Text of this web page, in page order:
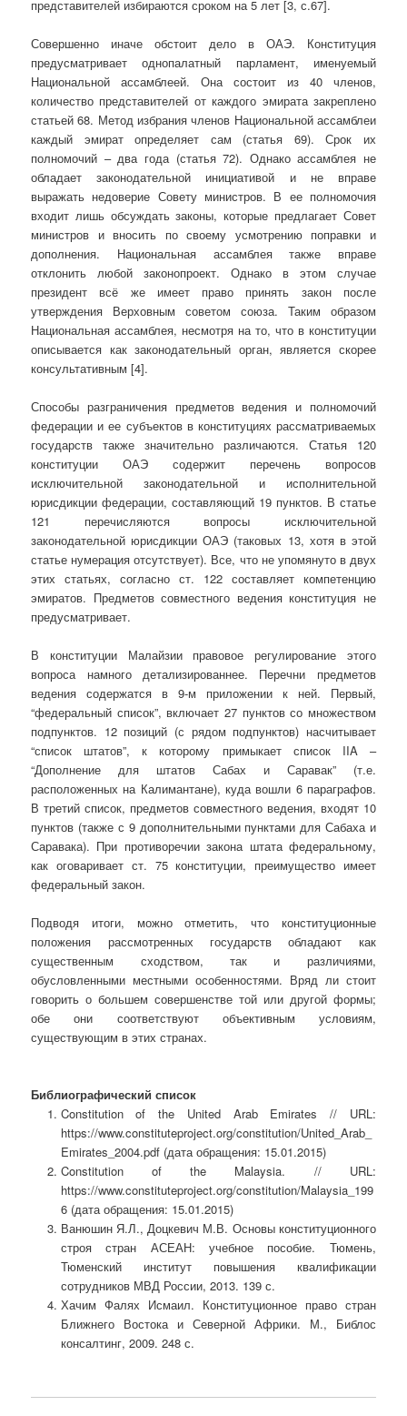
представителей избираются сроком на 5 лет [3, с.67].
Совершенно иначе обстоит дело в ОАЭ. Конституция
предусматривает однопалатный парламент, именуемый
Национальной ассамблеей. Она состоит из 40 членов,
количество представителей от каждого эмирата закреплено
статьей 68. Метод избрания членов Национальной ассамблеи
каждый эмират определяет сам (статья 69). Срок их
полномочий – два года (статья 72). Однако ассамблея не
обладает законодательной инициативой и не вправе
выражать недоверие Совету министров. В ее полномочия
входит лишь обсуждать законы, которые предлагает Совет
министров и вносить по своему усмотрению поправки и
дополнения. Национальная ассамблея также вправе
отклонить любой законопроект. Однако в этом случае
президент всё же имеет право принять закон после
утверждения Верховным советом союза. Таким образом
Национальная ассамблея, несмотря на то, что в конституции
описывается как законодательный орган, является скорее
консультативным [4].
Способы разграничения предметов ведения и полномочий
федерации и ее субъектов в конституциях рассматриваемых
государств также значительно различаются. Статья 120
конституции ОАЭ содержит перечень вопросов
исключительной законодательной и исполнительной
юрисдикции федерации, составляющий 19 пунктов. В статье
121 перечисляются вопросы исключительной
законодательной юрисдикции ОАЭ (таковых 13, хотя в этой
статье нумерация отсутствует). Все, что не упомянуто в двух
этих статьях, согласно ст. 122 составляет компетенцию
эмиратов. Предметов совместного ведения конституция не
предусматривает.
В конституции Малайзии правовое регулирование этого
вопроса намного детализированнее. Перечни предметов
ведения содержатся в 9-м приложении к ней. Первый,
“федеральный список”, включает 27 пунктов со множеством
подпунктов. 12 позиций (с рядом подпунктов) насчитывает
“список штатов”, к которому примыкает список IIA –
“Дополнение для штатов Сабах и Саравак” (т.е.
расположенных на Калимантане), куда вошли 6 параграфов.
В третий список, предметов совместного ведения, входят 10
пунктов (также с 9 дополнительными пунктами для Сабаха и
Саравака). При противоречии закона штата федеральному,
как оговаривает ст. 75 конституции, преимущество имеет
федеральный закон.
Подводя итоги, можно отметить, что конституционные
положения рассмотренных государств обладают как
существенным сходством, так и различиями,
обусловленными местными особенностями. Вряд ли стоит
говорить о большем совершенстве той или другой формы;
обе они соответствуют объективным условиям,
существующим в этих странах.
Библиографический список
Constitution of the United Arab Emirates // URL:
https://www.constituteproject.org/constitution/United_Arab_
Emirates_2004.pdf (дата обращения: 15.01.2015)
Constitution of the Malaysia. // URL:
https://www.constituteproject.org/constitution/Malaysia_199
6 (дата обращения: 15.01.2015)
Ванюшин Я.Л., Доцкевич М.В. Основы конституционного
строя стран АСЕАН: учебное пособие. Тюмень,
Тюменский институт повышения квалификации
сотрудников МВД России, 2013. 139 с.
Хачим Фалях Исмаил. Конституционное право стран
Ближнего Востока и Северной Африки. М., Библос
консалтинг, 2009. 248 с.